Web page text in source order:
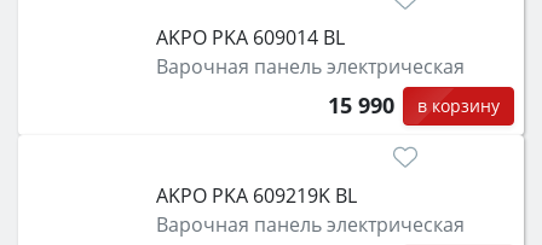
AKPO PKA 609014 BL
Варочная панель электрическая
15 990 в корзину
AKPO PKA 609219K BL
Варочная панель электрическая